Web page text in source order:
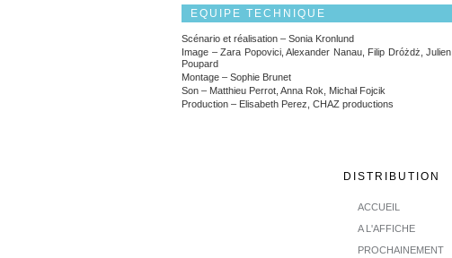
EQUIPE TECHNIQUE
Scénario et réalisation – Sonia Kronlund
Image – Zara Popovici, Alexander Nanau, Filip Dróżdż, Julien
Poupard
Montage – Sophie Brunet
Son – Matthieu Perrot, Anna Rok, Michał Fojcik
Production – Elisabeth Perez, CHAZ productions
DISTRIBUTION
ACCUEIL
A L'AFFICHE
PROCHAINEMENT